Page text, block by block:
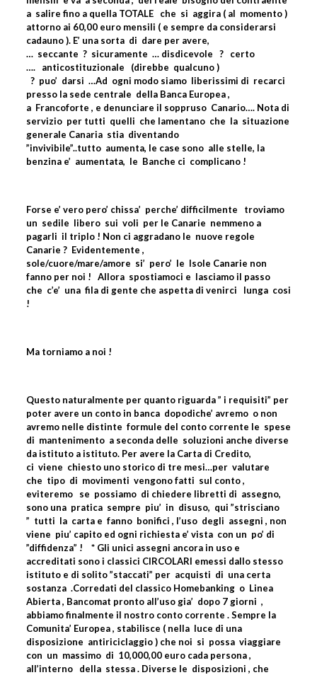
a salire fino a quella TOTALE che si aggira ( al momento )
attorno ai 60,00 euro mensili ( e sempre da considerarsi
cadauno ). E’ una sorta di dare per avere,
… seccante ? sicuramente … disdicevole ?
certo
….
anticostituzionale (direbbe qualcuno )
? puo’ darsi …Ad ogni modo siamo liberissimi di recarci
presso la sede centrale della Banca Europea ,
a Francoforte , e denunciare il soppruso Canario…. Nota di
servizio per tutti quelli che lamentano che la situazione
generale Canaria stia diventando
”invivibile”..tutto aumenta, le case sono alle stelle, la
benzina e’ aumentata, le Banche ci complicano !
Forse e’ vero pero’ chissa’ perche’ difficilmente
troviamo
un sedile libero sui voli per le Canarie nemmeno a
pagarli il triplo ! Non ci aggradano le nuove regole
Canarie ? Evidentemente ,
sole/cuore/mare/amore si’ pero’ le Isole Canarie non
fanno per noi !
Allora spostiamoci e lasciamo il passo
che c’e’ una fila di gente che aspetta di venirci lunga cosi
!
Ma torniamo a noi !
Questo naturalmente per quanto riguarda ” i requisiti” per
poter avere un conto in banca dopodiche’ avremo o non
avremo nelle distinte formule del conto corrente le spese
di mantenimento a seconda delle soluzioni anche diverse
da istituto a istituto. Per avere la Carta di Credito,
ci viene chiesto uno storico di tre mesi…per valutare
che tipo di movimenti vengono fatti sul conto ,
eviteremo
se possiamo di chiedere libretti di assegno,
sono una pratica sempre piu’ in disuso, qui ”strisciano
” tutti la carta e fanno bonifici , l’uso degli assegni , non
viene piu’ capito ed ogni richiesta e’ vista con un po’ di
”diffidenza” !
* Gli unici assegni ancora in uso e
accreditati sono i classici CIRCOLARI emessi dallo stesso
istituto e di solito ”staccati” per acquisti di una certa
sostanza .Corredati del classico Homebanking o Linea
Abierta , Bancomat pronto all’uso gia’ dopo 7 giorni ,
abbiamo finalmente il nostro conto corrente . Sempre la
Comunita’ Europea , stabilisce ( nella luce di una
disposizione antiriciclaggio ) che noi si possa viaggiare
con un massimo di 10,000,00 euro cada persona ,
all’interno
della stessa . Diverse le disposizioni , che